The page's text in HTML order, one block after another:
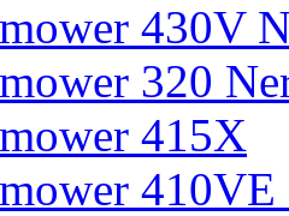
430V
320
415X
410VE